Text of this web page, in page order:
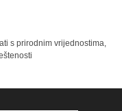
s prirodnim vrijednostima,